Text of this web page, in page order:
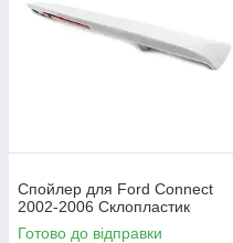
Спойлер для Ford Connect
2002-2006 Склопластик
Готово до відправки